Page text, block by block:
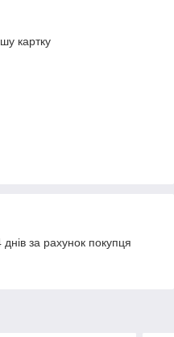
картку
за рахунок покупця